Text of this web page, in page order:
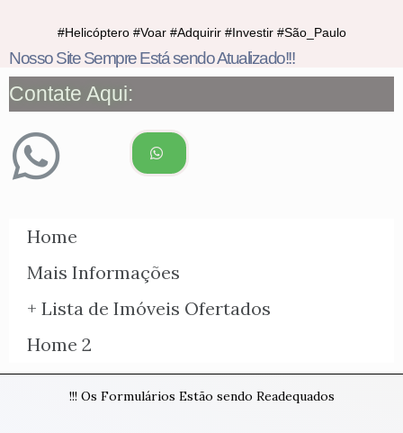
#Helicóptero #Voar #Adquirir #Investir #São_Paulo
Nosso Site Sempre Está sendo Atualizado!!!
Contate Aqui:
Home
Mais Informações
+ Lista de Imóveis Ofertados
Home 2
!!! Os Formulários Estão sendo Readequados